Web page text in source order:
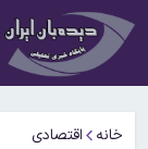
خانه اقتصادی